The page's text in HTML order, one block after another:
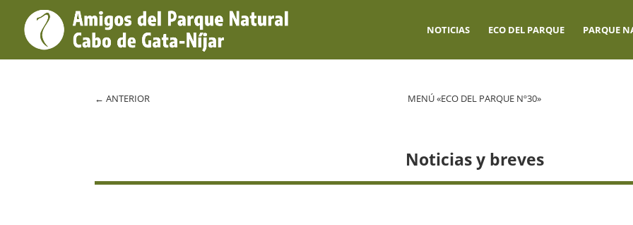
NOTICIAS ECO DEL PARQUE PARQUE
←ANTERIOR MENÚ «ECO DEL PARQUE Nº30»
Noticias y breves